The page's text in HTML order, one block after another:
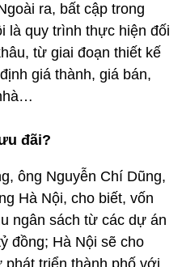
ra, bất cập trong
là quy trình thực hiện đối
từ giai đoạn thiết kế
giá thành, giá bán,
đãi?
ông Nguyễn Chí Dũng,
Hà Nội, cho biết, vốn
ngân sách từ các dự án
đồng; Hà Nội sẽ cho
triển thành phố với